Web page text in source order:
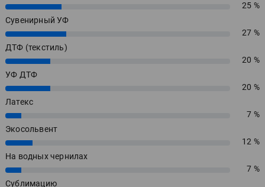
25%
25 %
Сувенирный УФ
27%
27 %
ДТФ (текстиль)
20%
20 %
УФ ДТФ
20%
20 %
Латекс
7%
7 %
Экосольвент
12%
12 %
На водных чернилах
7%
7 %
Сублимацию